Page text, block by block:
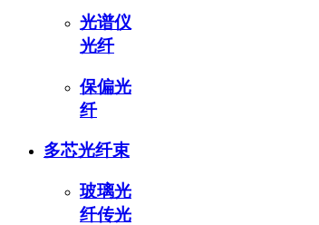
光谱仪
光纤
保偏光
纤
多芯光纤束
玻璃光
纤传光